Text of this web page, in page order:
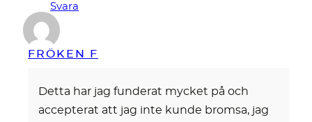
Svara
FRÖKEN F
Detta har jag funderat mycket på och
accepterat att jag inte kunde bromsa, jag